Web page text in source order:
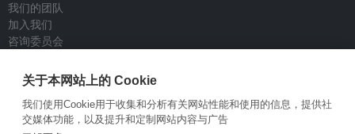
我们的团队
加入我们
咨询委员会
联系我们
政策
关于本网站上的 Cookie
我们使用Cookie用于收集和分析有关网站性能和使用的信息，提供社
交媒体功能，以及提升和定制网站内容与广告